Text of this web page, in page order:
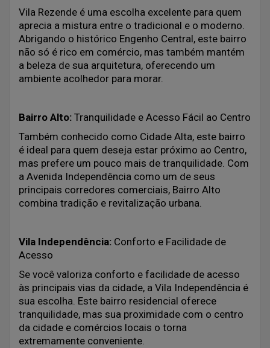
Vila Rezende é uma escolha excelente para quem
aprecia a mistura entre o tradicional e o moderno.
Abrigando o histórico Engenho Central, este bairro
não só é rico em comércio, mas também mantém
a beleza de sua arquitetura, oferecendo um
ambiente acolhedor para morar.
Bairro Alto: Tranquilidade e Acesso Fácil ao Centro
Também conhecido como Cidade Alta, este bairro
é ideal para quem deseja estar próximo ao Centro,
mas prefere um pouco mais de tranquilidade. Com
a Avenida Independência como um de seus
principais corredores comerciais, Bairro Alto
combina tradição e revitalização urbana.
Vila Independência: Conforto e Facilidade de
Acesso
Se você valoriza conforto e facilidade de acesso
às principais vias da cidade, a Vila Independência é
sua escolha. Este bairro residencial oferece
tranquilidade, mas sua proximidade com o centro
da cidade e comércios locais o torna
extremamente conveniente.